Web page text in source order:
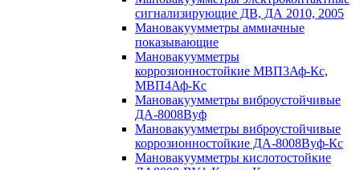
сигнализирующие ДВ, ДА 2010, 2005
Мановакуумметры аммиачные
показывающие
Мановакуумметры
коррозионностойкие МВП3Аф-Кс,
МВП4Аф-Кс
Мановакуумметры виброустойчивые
ДА-8008Вуф
Мановакуумметры виброустойчивые
коррозионностойкие ДА-8008Вуф-Кс
Мановакуумметры кислотостойкие